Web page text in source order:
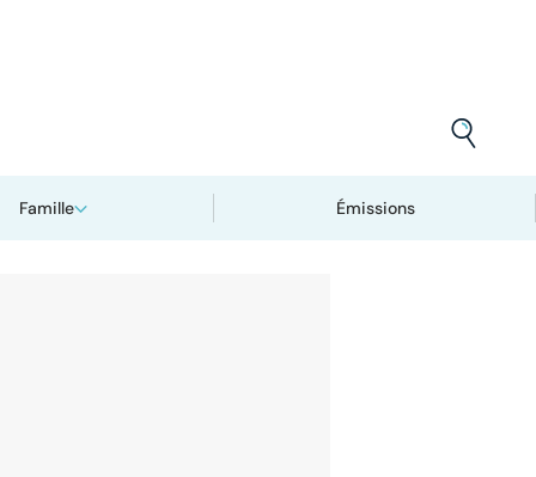
Famille Émissions